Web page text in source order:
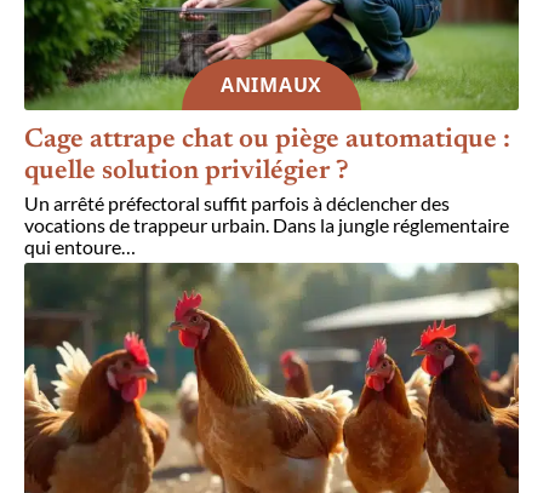
ANIMAUX
Cage attrape chat ou piège automatique :
quelle solution privilégier ?
Un arrêté préfectoral suffit parfois à déclencher des
vocations de trappeur urbain. Dans la jungle réglementaire
qui entoure